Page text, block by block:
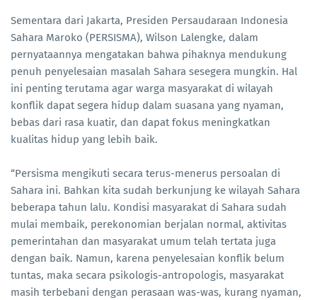
Sementara dari Jakarta, Presiden Persaudaraan Indonesia
Sahara Maroko (PERSISMA), Wilson Lalengke, dalam
pernyataannya mengatakan bahwa pihaknya mendukung
penuh penyelesaian masalah Sahara sesegera mungkin. Hal
ini penting terutama agar warga masyarakat di wilayah
konflik dapat segera hidup dalam suasana yang nyaman,
bebas dari rasa kuatir, dan dapat fokus meningkatkan
kualitas hidup yang lebih baik.
“Persisma mengikuti secara terus-menerus persoalan di
Sahara ini. Bahkan kita sudah berkunjung ke wilayah Sahara
beberapa tahun lalu. Kondisi masyarakat di Sahara sudah
mulai membaik, perekonomian berjalan normal, aktivitas
pemerintahan dan masyarakat umum telah tertata juga
dengan baik. Namun, karena penyelesaian konflik belum
tuntas, maka secara psikologis-antropologis, masyarakat
masih terbebani dengan perasaan was-was, kurang nyaman,